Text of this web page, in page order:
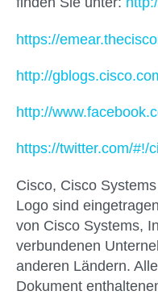
https://
http://
http://
https://twitter.com/#!/
Cisco, Cisco
Logo sind
von Cisco Systems,
verbundenen
anderen Ländern.
Dokument